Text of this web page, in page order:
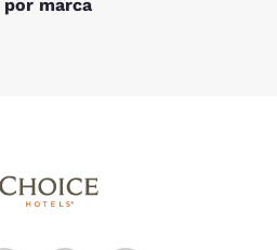
por marca